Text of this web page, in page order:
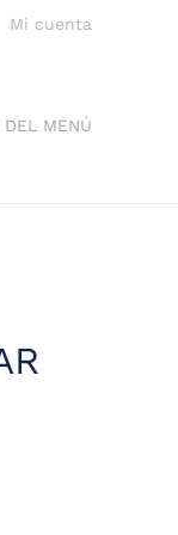
Mi cuenta
DEL MENÚ